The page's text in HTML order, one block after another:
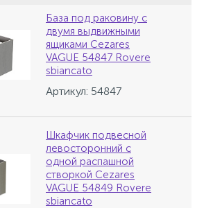
База под раковину с
двумя выдвижными
ящиками Cezares
VAGUE 54847 Rovere
sbiancato
Артикул: 54847
Шкафчик подвесной
левосторонний с
одной распашной
створкой Cezares
VAGUE 54849 Rovere
sbiancato